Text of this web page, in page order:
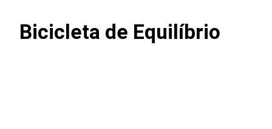
Bicicleta de Equilíbrio